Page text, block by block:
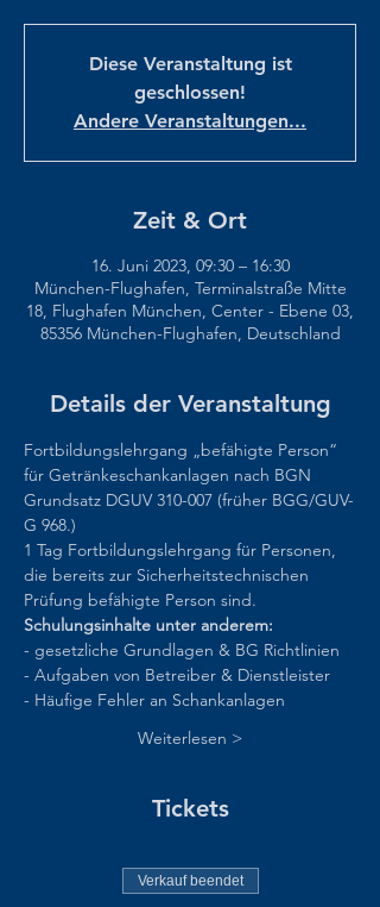
Diese Veranstaltung ist
geschlossen!
Andere Veranstaltungen...
Zeit & Ort
16. Juni 2023, 09:30 – 16:30
München-Flughafen, Terminalstraße Mitte
18, Flughafen München, Center - Ebene 03,
85356 München-Flughafen, Deutschland
Details der Veranstaltung
Fortbildungslehrgang „befähigte Person“
für Getränkeschankanlagen nach BGN
Grundsatz DGUV 310-007 (früher BGG/GUV-
G 968.)
1 Tag Fortbildungslehrgang für Personen,
die bereits zur Sicherheitstechnischen
Prüfung befähigte Person sind.
Schulungsinhalte unter anderem:
- gesetzliche Grundlagen & BG Richtlinien
- Aufgaben von Betreiber & Dienstleister
- Häufige Fehler an Schankanlagen
Weiterlesen >
Tickets
Verkauf beendet